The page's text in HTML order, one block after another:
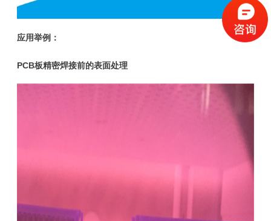
应用举例：
PCB板精密焊接前的表面处理